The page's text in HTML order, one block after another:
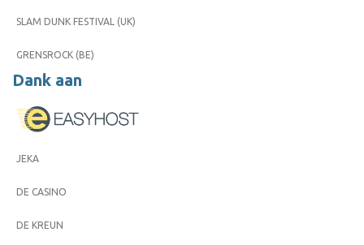
SLAM DUNK FESTIVAL (UK)
GRENSROCK (BE)
Dank aan
JEKA
DE CASINO
DE KREUN